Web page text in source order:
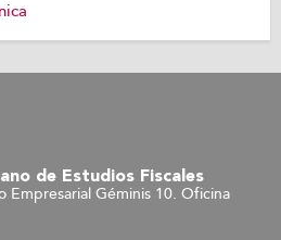
de Estudios Fiscales
Empresarial Géminis 10. Oficina